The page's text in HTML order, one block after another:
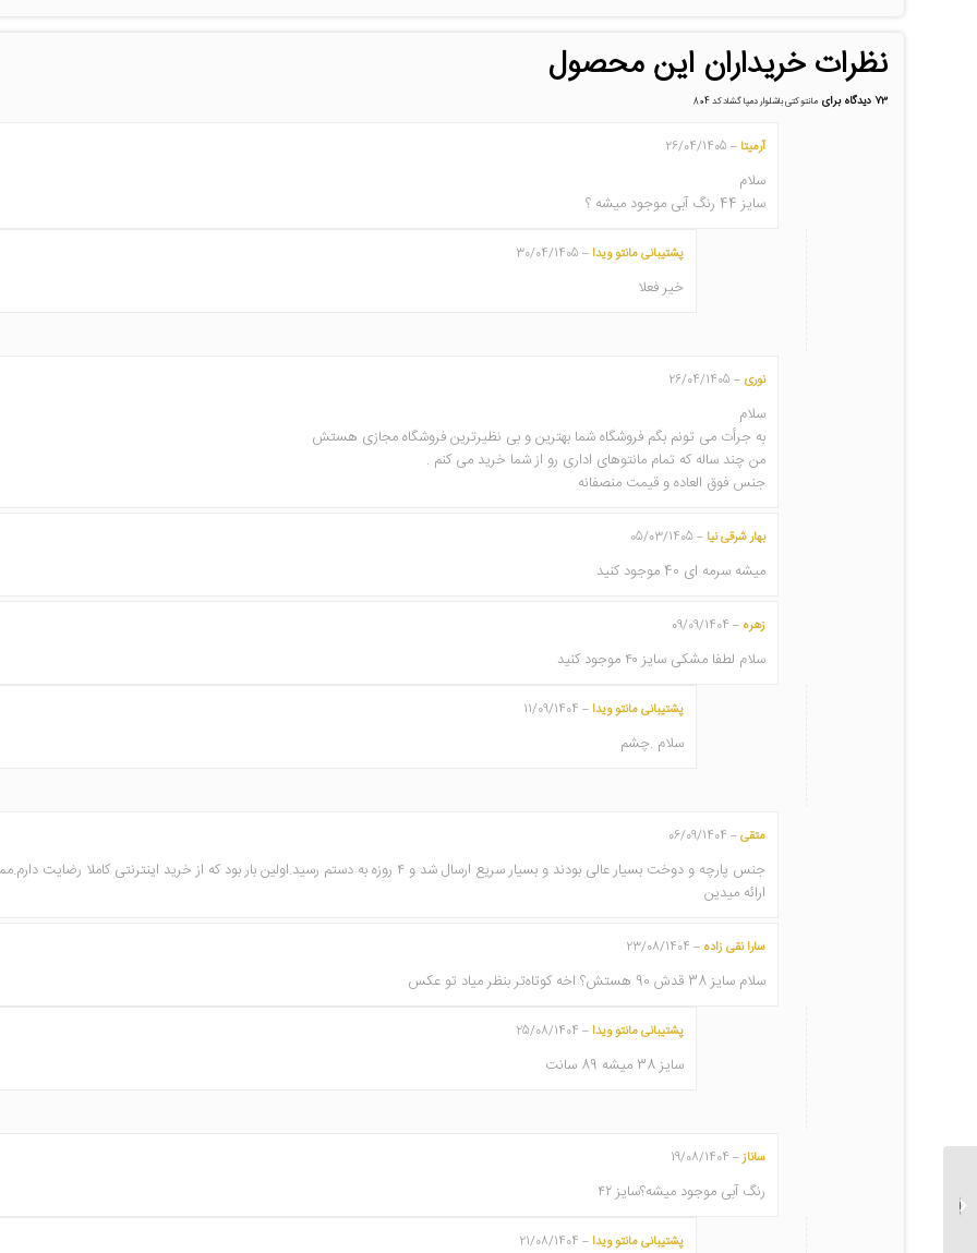
نظرات خریداران این محصول
73 دیدگاه برای مانتو کتی باشلوار دمپا گشاد کد 804
آرمیتا –
26/04/1405
سلام
سایز 44 رنگ آبی موجود میشه ؟
پشتیبانی مانتو ویدا –
30/04/1405
خیر فعلا
نوری –
26/04/1405
سلام
به جرأت می تونم بگم فروشگاه شما بهترین و بی نظیرترین فروشگاه مجازی هستش
من چند ساله که تمام مانتوهای اداری رو از شما خرید می کنم .
جنس فوق العاده و قیمت منصفانه
بهار شرقی نیا –
05/03/1405
میشه سرمه ای 40 موجود کنید
زهره –
09/09/1404
سلام لطفا مشکی سایز ۴۰ موجود کنید
پشتیبانی مانتو ویدا –
11/09/1404
سلام .چشم
متقی–
06/09/1404
جنس پارچه و دوخت بسیار عالی بودند و بسیار سریع ارسال شد و ۴ روزه به دستم رسید.اولین بار بود که از
ارائه میدین
سارا نقی زاده –
23/08/1404
سلام سایز 38 قدش 90 هستش؟ اخه کوتاه‌تر بنظر میاد تو عکس
پشتیبانی مانتو ویدا –
25/08/1404
سایز 38 میشه 89 سانت
ساناز–
19/08/1404
رنگ آبی موجود میشه؟سایز ۴۲
پشتیبانی مانتو ویدا –
21/08/1404
مانتو شلوار اداری تابستانی